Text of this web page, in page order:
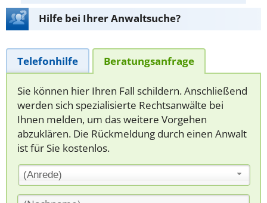
Hilfe bei Ihrer Anwaltsuche?
Telefonhilfe Beratungsanfrage
Sie können hier Ihren Fall schildern. Anschließend
werden sich spezialisierte Rechtsanwälte bei
Ihnen melden, um das weitere Vorgehen
abzuklären. Die Rückmeldung durch einen Anwalt
ist für Sie kostenlos.
(Anrede)